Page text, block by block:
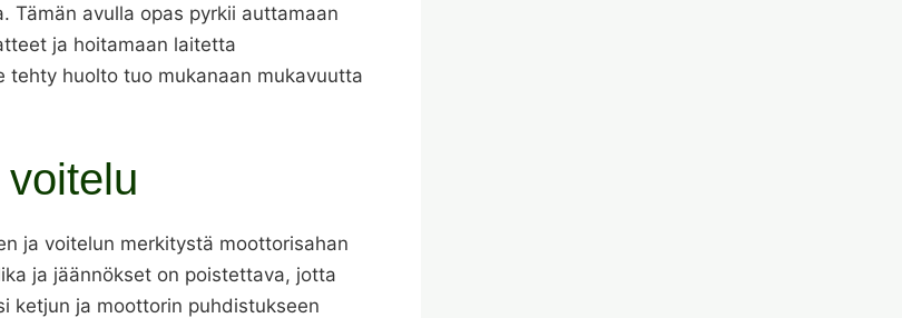
Tämän avulla opas pyrkii auttamaan
ja hoitamaan laitetta
huolto tuo mukanaan mukavuutta
ja voitelun merkitystä moottorisahan
ja jäännökset on poistettava, jotta
ketjun ja moottorin puhdistukseen